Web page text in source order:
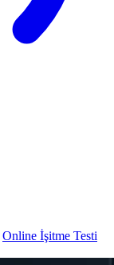
Online İşitme Testi